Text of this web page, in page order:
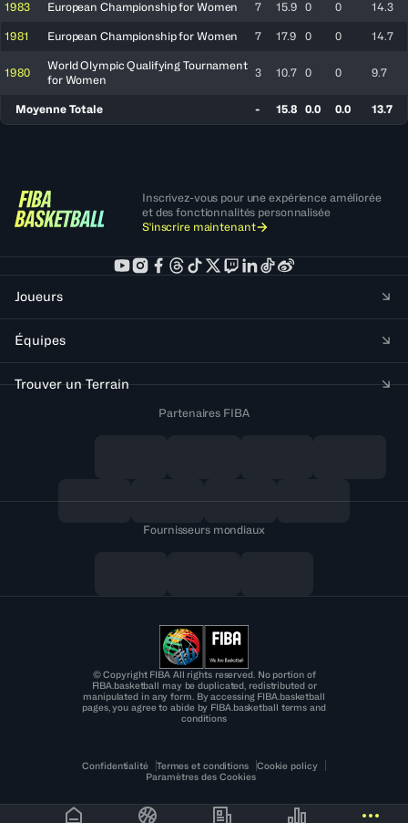
1983 European Championship for Women 7 15.9 0 0 14.3
1981 European Championship for Women 7 17.9 0 0 14.7
1980
World Olympic Qualifying Tournament
for Women
3 10.7 0 0 9.7
Moyenne Totale - 15.8 0.0 0.0 13.7
Inscrivez-vous pour une expérience améliorée
et des fonctionnalités personnalisée
S'inscrire maintenant
Joueurs
Équipes
Trouver un Terrain
Partenaires FIBA
Fournisseurs mondiaux
© Copyright FIBA All rights reserved. No portion of
FIBA.basketball may be duplicated, redistributed or
manipulated in any form. By accessing FIBA.basketball
pages, you agree to abide by FIBA.basketball terms and
conditions
Confidentialité Termes et conditions
Cookie policy
Paramètres des Cookies